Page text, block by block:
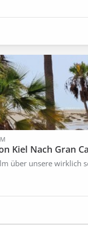
Kiel Nach Gran
über unsere wirklich